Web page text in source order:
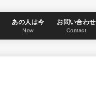
あの人は今
Now
お問い合わせ
Contact